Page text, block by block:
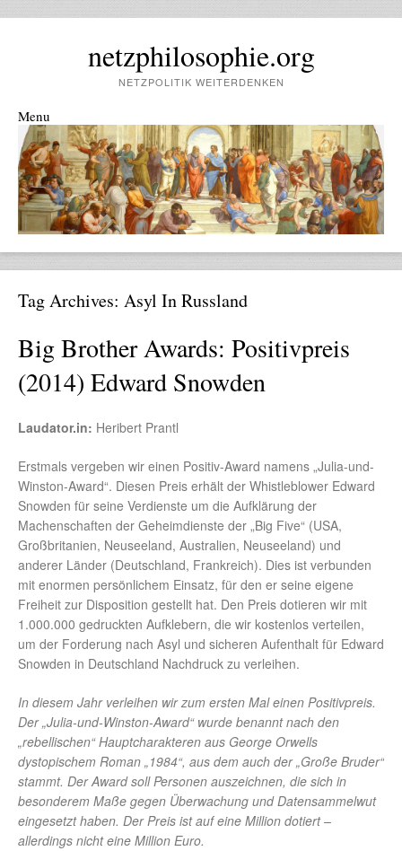
netzphilosophie.org
NETZPOLITIK WEITERDENKEN
Menu
Skip to content
Tag Archives: Asyl In Russland
Big Brother Awards: Positivpreis
(2014) Edward Snowden
Laudator.in: Heribert Prantl
Erstmals vergeben wir einen Positiv-Award namens „Julia-und-
Winston-Award“. Diesen Preis erhält der Whistleblower Edward
Snowden für seine Verdienste um die Aufklärung der
Machenschaften der Geheimdienste der „Big Five“ (USA,
Großbritanien, Neuseeland, Australien, Neuseeland) und
anderer Länder (Deutschland, Frankreich). Dies ist verbunden
mit enormen persönlichem Einsatz, für den er seine eigene
Freiheit zur Disposition gestellt hat. Den Preis dotieren wir mit
1.000.000 gedruckten Aufklebern, die wir kostenlos verteilen,
um der Forderung nach Asyl und sicheren Aufenthalt für Edward
Snowden in Deutschland Nachdruck zu verleihen.
In diesem Jahr verleihen wir zum ersten Mal einen Positivpreis.
Der „Julia-und-Winston-Award“ wurde benannt nach den
„rebellischen“ Hauptcharakteren aus George Orwells
dystopischem Roman „1984“, aus dem auch der „Große Bruder“
stammt. Der Award soll Personen auszeichnen, die sich in
besonderem Maße gegen Überwachung und Datensammelwut
eingesetzt haben. Der Preis ist auf eine Million dotiert –
allerdings nicht eine Million Euro.